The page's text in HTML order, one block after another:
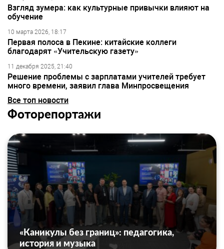
Взгляд зумера: как культурные привычки влияют на
обучение
10 марта 2026, 18:17
Первая полоса в Пекине: китайские коллеги
благодарят «Учительскую газету»
11 декабря 2025, 21:40
Решение проблемы с зарплатами учителей требует
много времени, заявил глава Минпросвещения
Все топ новости
Фоторепортажи
«Каникулы без границ»: педагогика,
история и музыка